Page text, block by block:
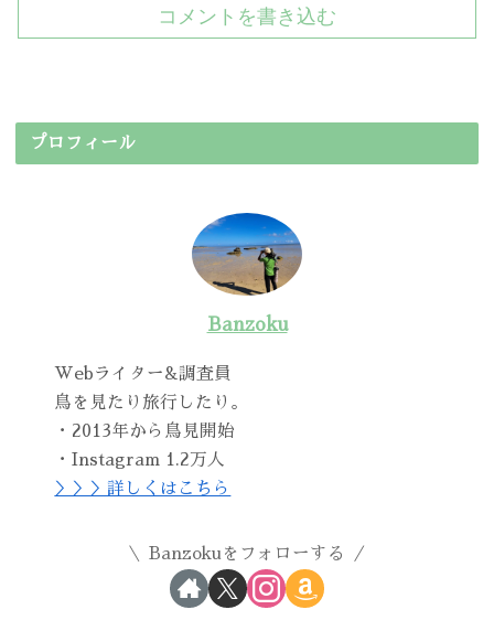
コメントを書き込む
プロフィール
Banzoku
Webライター&調査員
鳥を見たり旅行したり。
・2013年から鳥見開始
・Instagram 1.2万人
＞＞＞詳しくはこちら
Banzokuをフォローする